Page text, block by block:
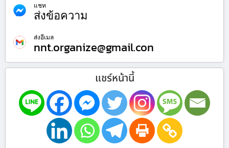
แชท
ส่งข้อความ
ส่งอีเมล
nnt.organize@gmail.con
แชร์หน้านี้